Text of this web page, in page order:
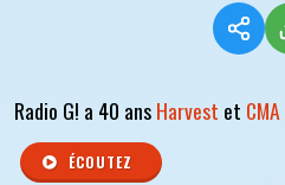
Radio G! a 40 ansHarvest et CMA
ÉCOUTEZ